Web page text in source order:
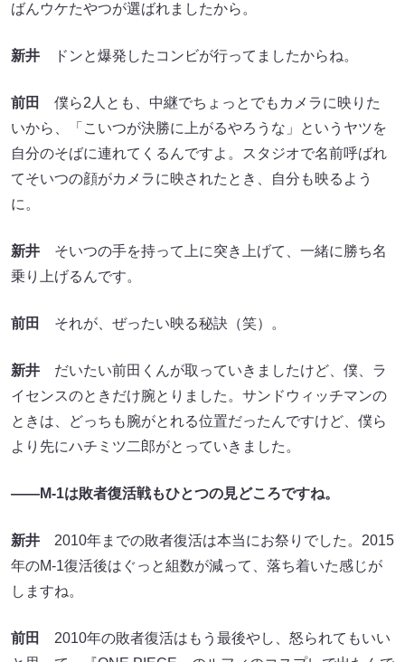
ばんウケたやつが選ばれましたから。
新井 ドンと爆発したコンビが行ってましたからね。
前田
僕ら2人とも、中継でちょっとでもカメラに映りた
いから、「こいつが決勝に上がるやろうな」というヤツを
自分のそばに連れてくるんですよ。スタジオで名前呼ばれ
てそいつの顔がカメラに映されたとき、自分も映るよう
に。
新井 そいつの手を持って上に突き上げて、一緒に勝ち名
乗り上げるんです。
前田 それが、ぜったい映る秘訣（笑）。
新井 だいたい前田くんが取っていきましたけど、僕、ラ
イセンスのときだけ腕とりました。サンドウィッチマンの
ときは、どっちも腕がとれる位置だったんですけど、僕ら
より先にハチミツ二郎がとっていきました。
――M-1は敗者復活戦もひとつの見どころですね。
新井 2010年までの敗者復活は本当にお祭りでした。2015
年のM-1復活後はぐっと組数が減って、落ち着いた感じが
しますね。
前田
2010年の敗者復活はもう最後やし、怒られてもいい